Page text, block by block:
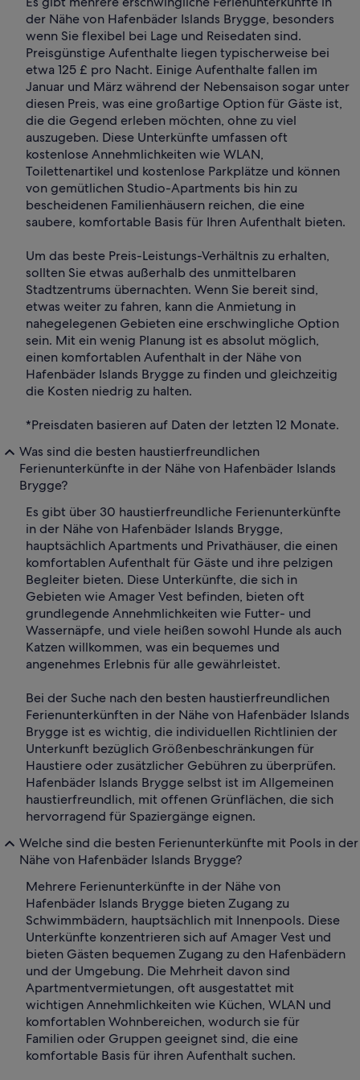
der Nähe von Hafenbäder Islands Brygge, besonders
wenn Sie flexibel bei Lage und Reisedaten sind.
Preisgünstige Aufenthalte liegen typischerweise bei
etwa 125 £ pro Nacht. Einige Aufenthalte fallen im
Januar und März während der Nebensaison sogar unter
diesen Preis, was eine großartige Option für Gäste ist,
die die Gegend erleben möchten, ohne zu viel
auszugeben. Diese Unterkünfte umfassen oft
kostenlose Annehmlichkeiten wie WLAN,
Toilettenartikel und kostenlose Parkplätze und können
von gemütlichen Studio-Apartments bis hin zu
bescheidenen Familienhäusern reichen, die eine
saubere, komfortable Basis für Ihren Aufenthalt bieten.
Um das beste Preis-Leistungs-Verhältnis zu erhalten,
sollten Sie etwas außerhalb des unmittelbaren
Stadtzentrums übernachten. Wenn Sie bereit sind,
etwas weiter zu fahren, kann die Anmietung in
nahegelegenen Gebieten eine erschwingliche Option
sein. Mit ein wenig Planung ist es absolut möglich,
einen komfortablen Aufenthalt in der Nähe von
Hafenbäder Islands Brygge zu finden und gleichzeitig
die Kosten niedrig zu halten.
*Preisdaten basieren auf Daten der letzten 12 Monate.
Was sind die besten haustierfreundlichen
Ferienunterkünfte in der Nähe von Hafenbäder Islands
Brygge?
Es gibt über 30 haustierfreundliche Ferienunterkünfte
in der Nähe von Hafenbäder Islands Brygge,
hauptsächlich Apartments und Privathäuser, die einen
komfortablen Aufenthalt für Gäste und ihre pelzigen
Begleiter bieten. Diese Unterkünfte, die sich in
Gebieten wie Amager Vest befinden, bieten oft
grundlegende Annehmlichkeiten wie Futter- und
Wassernäpfe, und viele heißen sowohl Hunde als auch
Katzen willkommen, was ein bequemes und
angenehmes Erlebnis für alle gewährleistet.
Bei der Suche nach den besten haustierfreundlichen
Ferienunterkünften in der Nähe von Hafenbäder Islands
Brygge ist es wichtig, die individuellen Richtlinien der
Unterkunft bezüglich Größenbeschränkungen für
Haustiere oder zusätzlicher Gebühren zu überprüfen.
Hafenbäder Islands Brygge selbst ist im Allgemeinen
haustierfreundlich, mit offenen Grünflächen, die sich
hervorragend für Spaziergänge eignen.
Welche sind die besten Ferienunterkünfte mit Pools in der
Nähe von Hafenbäder Islands Brygge?
Mehrere Ferienunterkünfte in der Nähe von
Hafenbäder Islands Brygge bieten Zugang zu
Schwimmbädern, hauptsächlich mit Innenpools. Diese
Unterkünfte konzentrieren sich auf Amager Vest und
bieten Gästen bequemen Zugang zu den Hafenbädern
und der Umgebung. Die Mehrheit davon sind
Apartmentvermietungen, oft ausgestattet mit
wichtigen Annehmlichkeiten wie Küchen, WLAN und
komfortablen Wohnbereichen, wodurch sie für
Familien oder Gruppen geeignet sind, die eine
komfortable Basis für ihren Aufenthalt suchen.